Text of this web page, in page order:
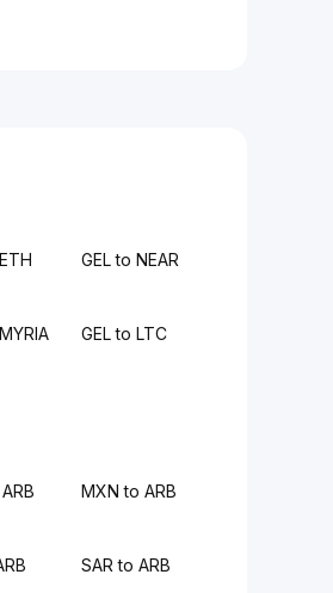
GEL to NEAR
GEL to LTC
MXN to ARB
SAR to ARB